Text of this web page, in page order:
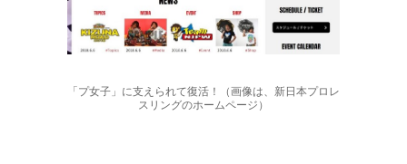
「プ女子」に支えられて復活！（画像は、新日本プロレ
スリングのホームページ）